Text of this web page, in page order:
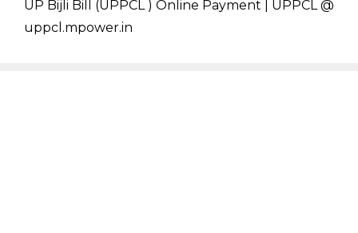
UP Bijli Bill (UPPCL ) Online Payment | UPPCL @
uppcl.mpower.in